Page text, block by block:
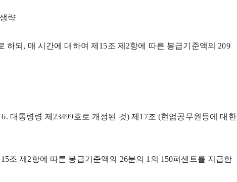
략
되, 매 시간에 대하여 제15조 제2항에 따른 봉급기준액의 209
대통령령 제23499호로 개정된 것) 제17조 (현업공무원등에 대한
조 제2항에 따른 봉급기준액의 26분의 1의 150퍼센트를 지급한